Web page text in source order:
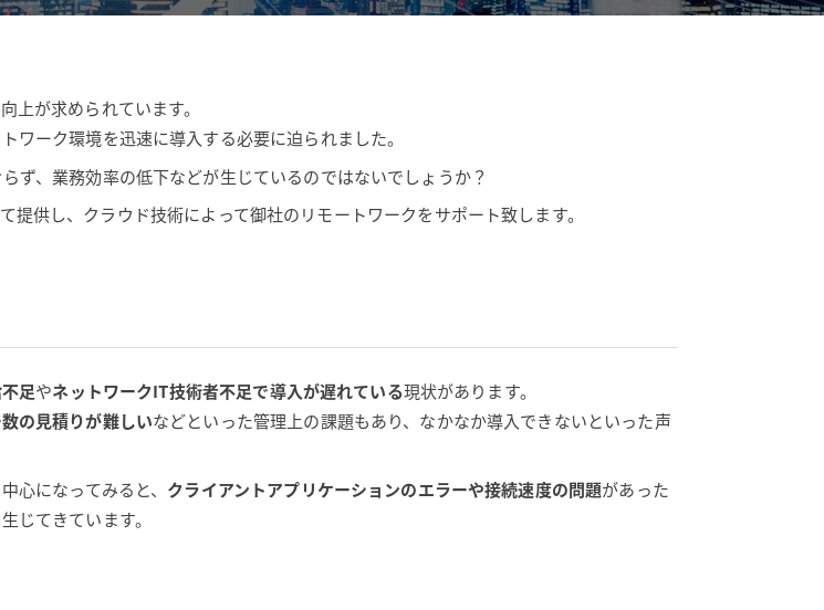
上が求められています。
ワーク環境を迅速に導入する必要に迫られました。
ず、業務効率の低下などが生じているのではないでしょうか？
供し、クラウド技術によって御社のリモートワークをサポート致します。
足やネットワークIT技術者不足で導入が遅れている現状があります。
の見積りが難しいなどといった管理上の課題もあり、なかなか導入できないといった声
心になってみると、 クライアントアプリケーションのエラーや接続速度の問題があった
じてきています。